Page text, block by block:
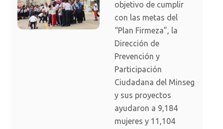
objetivo de cumplir
con las metas del
“Plan Firmeza”, la
Dirección de
Prevención y
Participación
Ciudadana del Minseg
y sus proyectos
ayudaron a 9,184
mujeres y 11,104